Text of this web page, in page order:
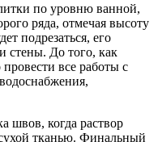
по уровню ванной,
ряда, отмечая высоту
подрезаться, его
стены. До того, как
все работы с
швов, когда раствор
сухой тканью. Финальный